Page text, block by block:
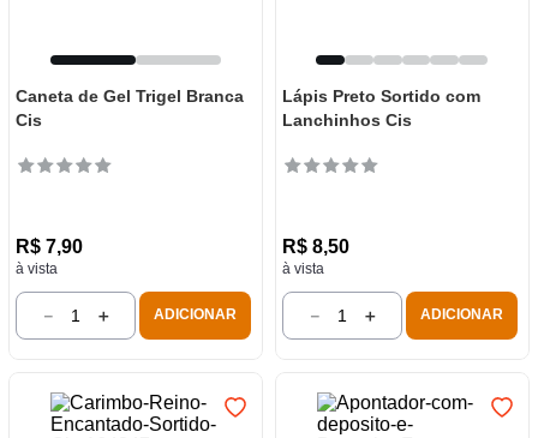
Caneta de Gel Trigel Branca
Cis
R$ 7,90
à vista
＋
－ ADICIONAR
Lápis Preto Sortido com
Lanchinhos Cis
R$ 8,50
à vista
＋
－ ADICIONAR